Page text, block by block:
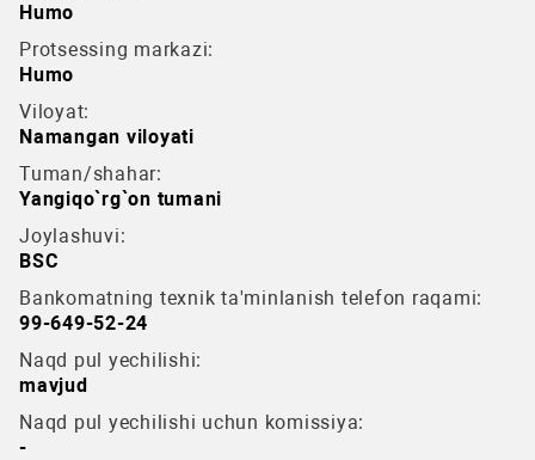
Humo
Protsessing markazi:
Humo
Viloyat:
Namangan viloyati
Tuman/shahar:
Yangiqo`rg`on tumani
Joylashuvi:
BSC
Bankomatning texnik ta'minlanish telefon raqami:
99-649-52-24
Naqd pul yechilishi:
mavjud
Naqd pul yechilishi uchun komissiya:
-